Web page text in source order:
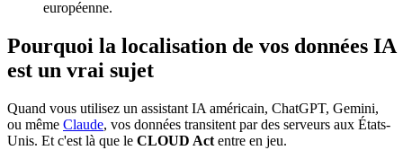
européenne.
Pourquoi la localisation de vos données IA
est un vrai sujet
Quand vous utilisez un assistant IA américain, ChatGPT, Gemini,
ou même Claude, vos données transitent par des serveurs aux États-
Unis. Et c'est là que le CLOUD Act entre en jeu.